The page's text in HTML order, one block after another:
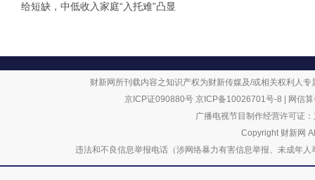
给短缺，中低收入家庭“入托难”凸显
财新网所刊载内容之知识产权为财新传媒及/或相关权利人
京ICP证090880号 京ICP备10026701号-8
网信
广播电视节目制作经营许可证
Copyright 财新网
违法和不良信息举报电话（涉网络暴力有害信息举报、未成